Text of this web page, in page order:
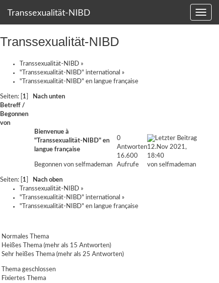
Transsexualität-NIBD
Transsexualität-NIBD
Transsexualität-NIBD »
"Transsexualität-NIBD" international »
"Transsexualität-NIBD" en langue française
Seiten: [ 1
Nach unten
Betreff /
Begonnen
von
Bienvenue à
"Transsexualität-NIBD" en
langue française
Begonnen von selfmademan
0
Antworten
16.600
Aufrufe
12.Nov 2021,
18:40
von selfmademan
Seiten: [ 1
Nach oben
Transsexualität-NIBD »
"Transsexualität-NIBD" international »
"Transsexualität-NIBD" en langue française
Normales Thema
Heißes Thema (mehr als 15 Antworten)
Sehr heißes Thema (mehr als 25 Antworten)
Thema geschlossen
Fixiertes Thema